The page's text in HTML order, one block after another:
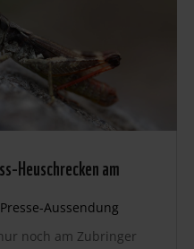
Heuschrecken am
Presse-Aussendung
noch am Zubringer